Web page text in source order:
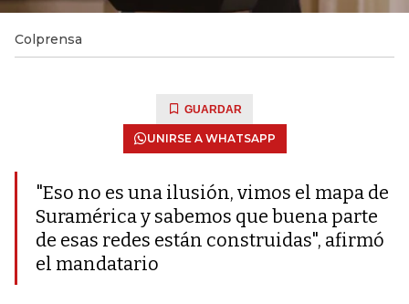
Colprensa
GUARDAR
UNIRSE A WHATSAPP
"Eso no es una ilusión, vimos el mapa de
Suramérica y sabemos que buena parte
de esas redes están construidas", afirmó
el mandatario